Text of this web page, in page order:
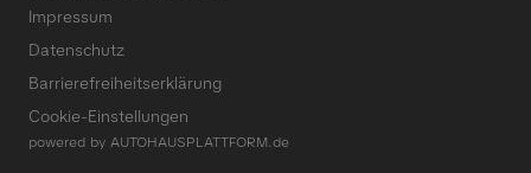
Impressum
Datenschutz
Barrierefreiheitserklärung
Cookie-Einstellungen
powered by AUTOHAUSPLATTFORM.de